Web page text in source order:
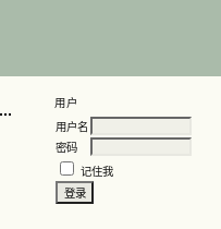
用户
用户名
密码
记住我